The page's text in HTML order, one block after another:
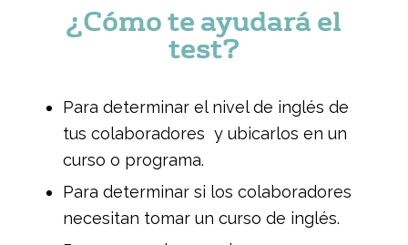
¿Cómo te ayudará el
test?
Para determinar el nivel de inglés de
tus colaboradores y ubicarlos en un
curso o programa.
Para determinar si los colaboradores
necesitan tomar un curso de inglés.